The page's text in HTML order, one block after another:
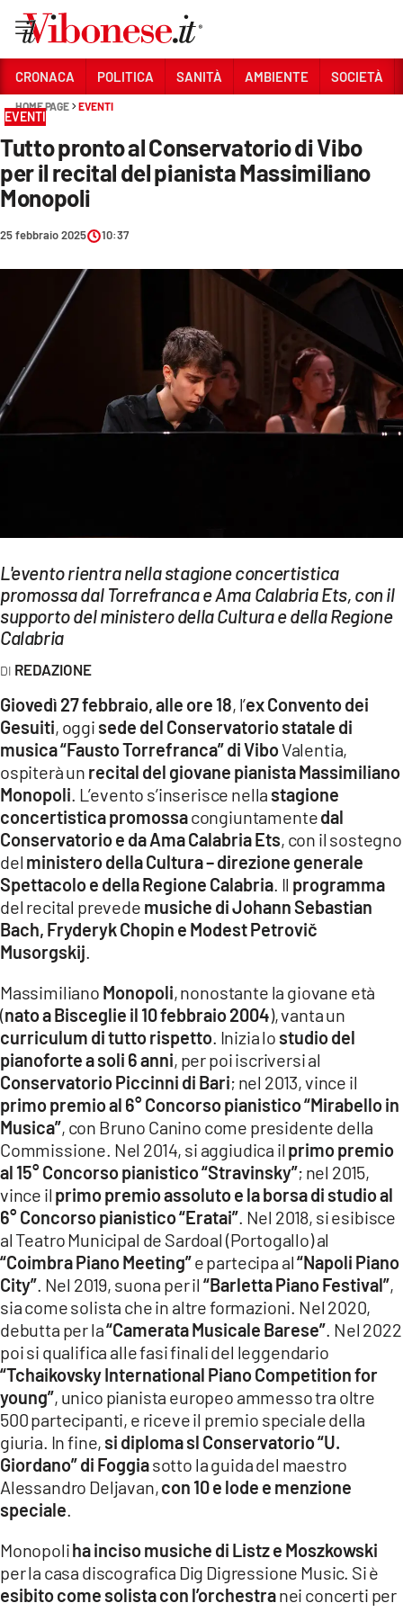
Sezioni
CRONACA
POLITICA
SOCIETÀ
CULTURA
ECONOMIA E LAVORO
LAC TV
LAC NETWORK
LAC ONAIR
LaC
Network
LACPLAY.IT
LACTV.IT
LACONAIR.IT
LACITYMAG.IT
ILREGGINO.IT
COSENZACHANNEL.IT
ILVIBONESE.IT
CATANZAROCHANNEL.IT
LACAPITALENEWS.IT
ANDROID
APPLE
CRONACA POLITICA SANITÀ AMBIENTE SOCIETÀ
HOME PAGE EVENTI
EVENTI
Tutto pronto al Conservatorio di Vibo
per il recital del pianista Massimiliano
Monopoli
25 febbraio 2025 10:37
L'evento rientra nella stagione concertistica
promossa dal Torrefranca e Ama Calabria Ets, con il
supporto del ministero della Cultura e della Regione
Calabria
REDAZIONE
Giovedì 27 febbraio, alle ore 18, l’ex Convento dei
Gesuiti, oggi sede del Conservatorio statale di
musica “Fausto Torrefranca” di ViboValentia,
ospiterà un recital del giovane pianista Massimiliano
Monopoli . L’evento s’inserisce nella stagione
concertistica promossacongiuntamentedal
Conservatorioe da Ama Calabria Ets, con il sostegno
del ministero della Cultura – direzione generale
Spettacolo e della Regione Calabria . Il programma
del recital prevede musiche di Johann Sebastian
Bach, Fryderyk Chopin e Modest Petrovič
Musorgskij
Massimiliano Monopoli, nonostante la giovane età
(nato a Bisceglie il 10 febbraio 2004), vanta un
curriculum di tutto rispetto . Inizia lo studio del
pianoforte a soli 6 anni, per poi iscriversi al
Conservatorio Piccinni di Bari; nel 2013, vince il
primo premio al 6° Concorso pianistico “Mirabello in
Musica”, con Bruno Canino come presidente della
Commissione. Nel 2014, si aggiudica il primo premio
al 15° Concorso pianistico “Stravinsky”; nel 2015,
vince il primo premio assoluto e la borsa di studio al
6° Concorso pianistico “Eratai” . Nel 2018, si esibisce
al Teatro Municipal de Sardoal (Portogallo) al
“Coimbra Piano Meeting”e partecipa al“Napoli Piano
City” . Nel 2019, suona per il “Barletta Piano Festival”,
sia come solista che in altre formazioni. Nel 2020,
debutta per la“Camerata Musicale Barese” . Nel 2022
poi si qualifica alle fasi finali del leggendario
“Tchaikovsky International Piano Competition for
young”, unico pianista europeo ammesso tra oltre
500 partecipanti, e riceve il premio speciale della
giuria. In fine, si diploma sl Conservatorio “U.
Giordano” di Foggiasotto la guida del maestro
Alessandro Deljavan,con 10 e lode e menzione
speciale
Monopoliha inciso musiche di Listz e Moszkowski
per la casa discografica Dig Digressione Music. Si è
esibito come solista con l’orchestranei concerti per